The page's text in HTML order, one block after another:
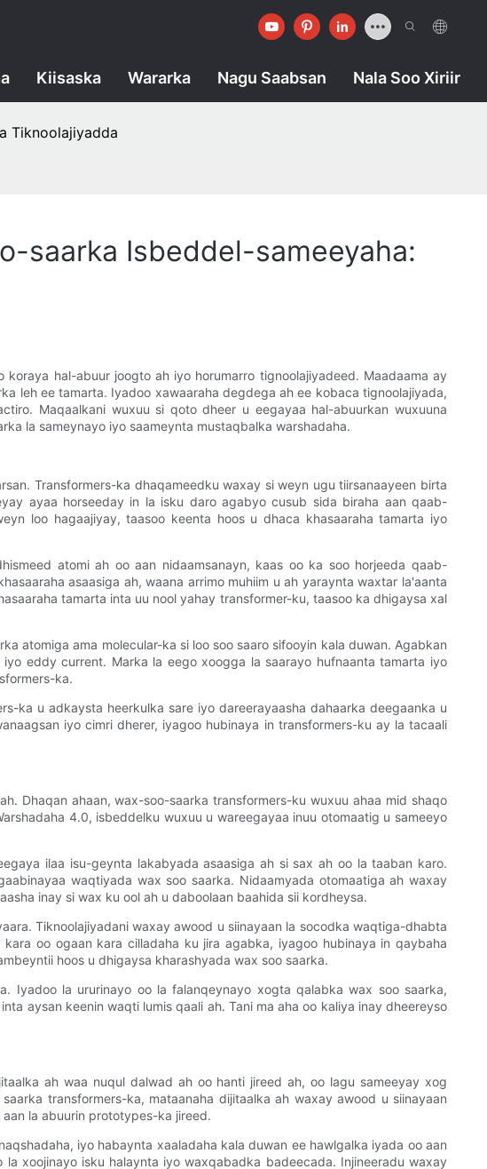
Kiisaska Wararka Nagu Saabsan Nala Soo Xiriir
Tiknoolajiyadda
saarka Isbeddel-sameeyaha:
hal-abuur joogto ah iyo horumarro tignoolajiyadeed. Maadaama ay
leh ee tamarta. Iyadoo xawaaraha degdega ah ee kobaca tignoolajiyada,
Maqaalkani wuxuu si qoto dheer u eegayaa hal-abuurkan wuxuuna
la sameynayo iyo saameynta mustaqbalka warshadaha.
Transformers-ka dhaqameedku waxay si weyn ugu tiirsanaayeen birta
ayaa horseeday in la isku daro agabyo cusub sida biraha aan qaab-
loo hagaajiyay, taasoo keenta hoos u dhaca khasaaraha tamarta iyo
atomi ah oo aan nidaamsanayn, kaas oo ka soo horjeeda qaab-
asaasiga ah, waana arrimo muhiim u ah yaraynta waxtar la'aanta
tamarta inta uu nool yahay transformer-ku, taasoo ka dhigaysa xal
atomiga ama molecular-ka si loo soo saaro sifooyin kala duwan. Agabkan
eddy current. Marka la eego xoogga la saarayo hufnaanta tamarta iyo
ka.
ka u adkaysta heerkulka sare iyo dareerayaasha dahaarka deegaanka u
iyo cimri dherer, iyagoo hubinaya in transformers-ku ay la tacaali
Dhaqan ahaan, wax-soo-saarka transformers-ku wuxuu ahaa mid shaqo
4.0, isbeddelku wuxuu u wareegayaa inuu otomaatig u sameeyo
ilaa isu-geynta lakabyada asaasiga ah si sax ah oo la taaban karo.
waqtiyada wax soo saarka. Nidaamyada otomaatiga ah waxay
inay si wax ku ool ah u daboolaan baahida sii kordheysa.
Tiknoolajiyadani waxay awood u siinayaan la socodka waqtiga-dhabta
oo ogaan kara cilladaha ku jira agabka, iyagoo hubinaya in qaybaha
hoos u dhigaysa kharashyada wax soo saarka.
Iyadoo la ururinayo oo la falanqeynayo xogta qalabka wax soo saarka,
aysan keenin waqti lumis qaali ah. Tani ma aha oo kaliya inay dheereyso
ah waa nuqul dalwad ah oo hanti jireed ah, oo lagu sameeyay xog
transformers-ka, mataanaha dijitaalka ah waxay awood u siinayaan
la abuurin prototypes-ka jireed.
iyo habaynta xaaladaha kala duwan ee hawlgalka iyada oo aan
xoojinayo isku halaynta iyo waxqabadka badeecada. Injineeradu waxay